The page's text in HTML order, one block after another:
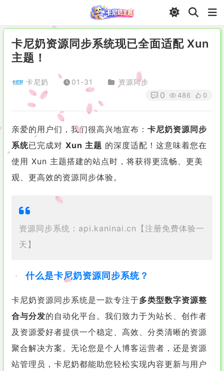
卡尼奶资源同步系统现已全面适配 Xun
主题！
卡尼奶 01-31 资源同步
0 486 0
亲爱的用户们，我们很高兴地宣布： 卡尼奶资源同步
系统已完成对 Xun 主题 的深度适配！这意味着您在
使用 Xun 主题搭建的站点时，将获得更流畅、更美
观、更高效的资源同步体验。
资源同步系统：api.kaninai.cn【注册免费体验一
天】
什么是卡尼奶资源同步系统？
卡尼奶资源同步系统是一款专注于多类型数字资源整
合与分发的自动化平台。我们致力于为站长、创作者
及资源爱好者提供一个稳定、高效、分类清晰的资源
聚合解决方案。无论您是个人博客运营者，还是资源
站管理员，卡尼奶都能助您轻松实现内容更新与用户